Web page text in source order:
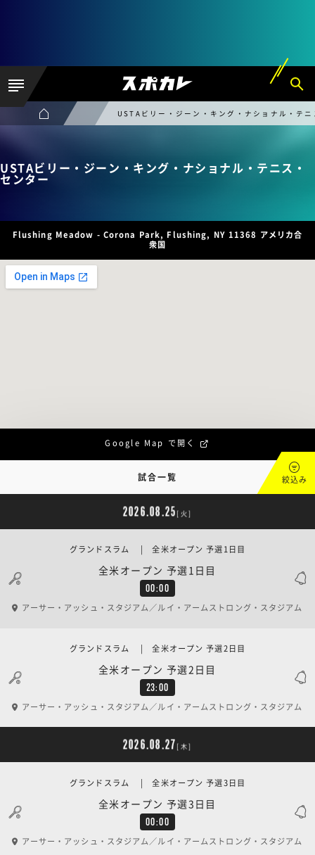
USTAビリー・ジーン・キング・ナショナル・テ
USTAビリー・ジーン・キング・ナショナル・テニス・
センター
Flushing Meadow - Corona Park, Flushing, NY 11368 アメリカ合
衆国
Google Map で開く
試合一覧 絞込み
2026.08.25 [火]
00:00
全米オープン 予選1日目
グランドスラム | 全米オープン 予選1日目
アーサー・アッシュ・スタジアム／ルイ・アームストロング・スタジアム
23:00
全米オープン 予選2日目
グランドスラム | 全米オープン 予選2日目
アーサー・アッシュ・スタジアム／ルイ・アームストロング・スタジアム
2026.08.27 [木]
00:00
全米オープン 予選3日目
グランドスラム | 全米オープン 予選3日目
アーサー・アッシュ・スタジアム／ルイ・アームストロング・スタジアム